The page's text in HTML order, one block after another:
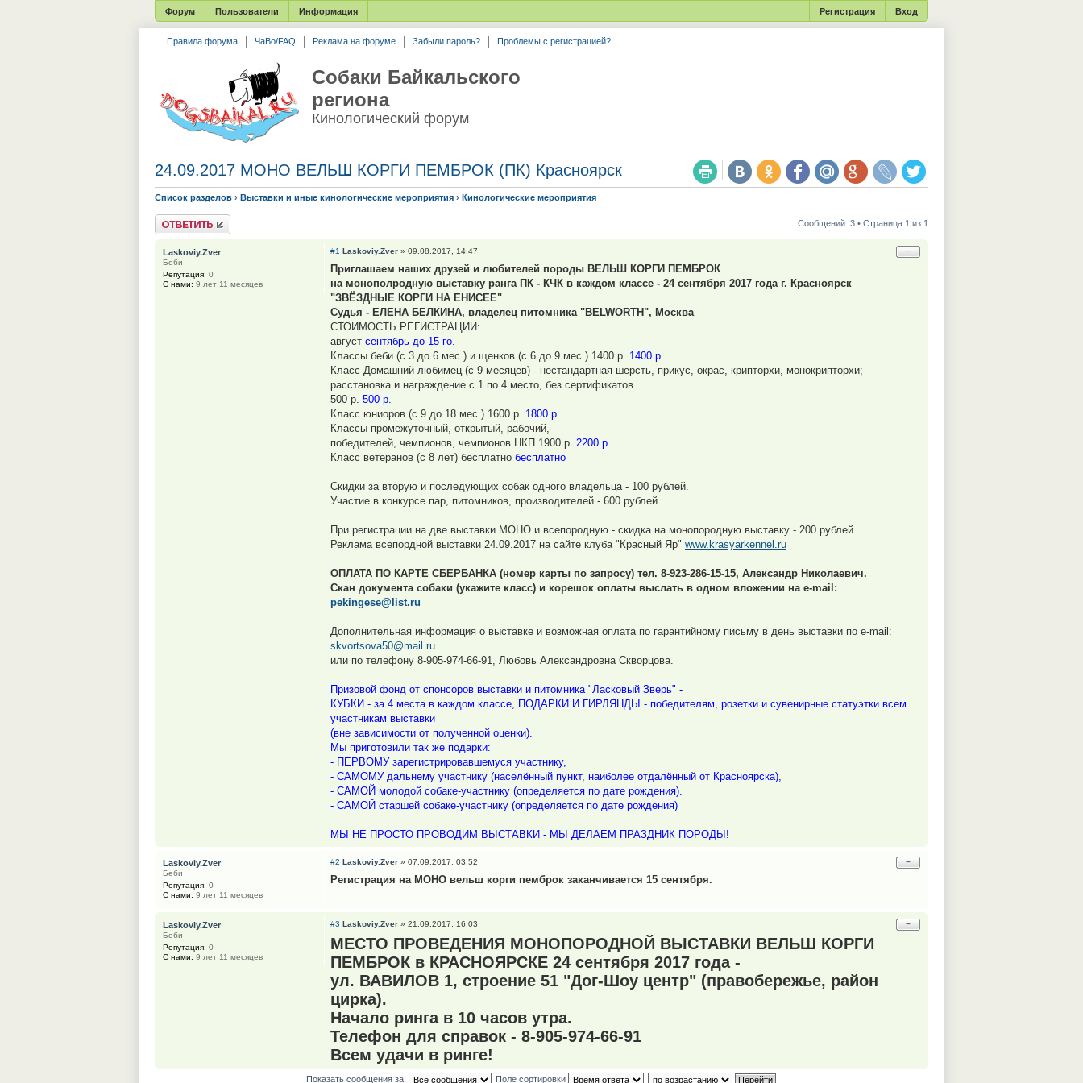
Форум Пользователи Информация Вход
Регистрация
Правила форума ЧаВо/FAQ Реклама на форуме Забыли пароль? Проблемы с регистрацией?
Собаки Байкальского
региона
Кинологический форум
24.09.2017 МОНО ВЕЛЬШ КОРГИ ПЕМБРОК (ПК) Красноярск
Список разделов › Выставки и иные кинологические мероприятия › Кинологические мероприятия
Ответить Сообщений: 3 • Страница 1 из 1
−
#1 Laskoviy.Zver » 09.08.2017, 14:47
Приглашаем наших друзей и любителей породы ВЕЛЬШ КОРГИ ПЕМБРОК
на монополродную выставку ранга ПК - КЧК в каждом классе - 24 сентября 2017 года г. Красноярск
"ЗВЁЗДНЫЕ КОРГИ НА ЕНИСЕЕ"
Судья - ЕЛЕНА БЕЛКИНА, владелец питомника "BELWORTH", Москва
СТОИМОСТЬ РЕГИСТРАЦИИ:
август сентябрь до 15-го.
Классы беби (с 3 до 6 мес.) и щенков (с 6 до 9 мес.) 1400 р. 1400 р.
Класс Домашний любимец (с 9 месяцев) - нестандартная шерсть, прикус, окрас, крипторхи, монокрипторхи;
расстановка и награждение с 1 по 4 место, без сертификатов
500 р. 500 р.
Класс юниоров (с 9 до 18 мес.) 1600 р. 1800 р.
Классы промежуточный, открытый, рабочий,
победителей, чемпионов, чемпионов НКП 1900 р. 2200 р.
Класс ветеранов (с 8 лет) бесплатно бесплатно
Скидки за вторую и последующих собак одного владельца - 100 рублей.
Участие в конкурсе пар, питомников, производителей - 600 рублей.
При регистрации на две выставки МОНО и всепородную - скидка на монопородную выставку - 200 рублей.
Реклама всепордной выставки 24.09.2017 на сайте клуба "Красный Яр" www.krasyarkennel.ru
ОПЛАТА ПО КАРТЕ СБЕРБАНКА (номер карты по запросу) тел. 8-923-286-15-15, Александр Николаевич.
Скан документа собаки (укажите класс) и корешок оплаты выслать в одном вложении на e-mail:
pekingese@list.ru
Дополнительная информация о выставке и возможная оплата по гарантийному письму в день выставки по e-mail:
skvortsova50@mail.ru
или по телефону 8-905-974-66-91, Любовь Александровна Скворцова.
Призовой фонд от спонсоров выставки и питомника "Ласковый Зверь" -
КУБКИ - за 4 места в каждом классе, ПОДАРКИ И ГИРЛЯНДЫ - победителям, розетки и сувенирные статуэтки всем
участникам выставки
(вне зависимости от полученной оценки).
Мы приготовили так же подарки:
- ПЕРВОМУ зарегистрировавшемуся участнику,
- САМОМУ дальнему участнику (населённый пункт, наиболее отдалённый от Красноярска),
- САМОЙ молодой собаке-участнику (определяется по дате рождения).
- САМОЙ старшей собаке-участнику (определяется по дате рождения)
МЫ НЕ ПРОСТО ПРОВОДИМ ВЫСТАВКИ - МЫ ДЕЛАЕМ ПРАЗДНИК ПОРОДЫ!
Laskoviy.Zver
Беби
Репутация: 0
С нами: 9 лет 11 месяцев
−
#2 Laskoviy.Zver » 07.09.2017, 03:52
Регистрация на МОНО вельш корги пемброк заканчивается 15 сентября.
Laskoviy.Zver
Беби
Репутация: 0
С нами: 9 лет 11 месяцев
−
#3 Laskoviy.Zver » 21.09.2017, 16:03
МЕСТО ПРОВЕДЕНИЯ МОНОПОРОДНОЙ ВЫСТАВКИ ВЕЛЬШ КОРГИ
ПЕМБРОК в КРАСНОЯРСКЕ 24 сентября 2017 года -
ул. ВАВИЛОВ 1, строение 51 "Дог-Шоу центр" (правобережье, район
цирка).
Начало ринга в 10 часов утра.
Телефон для справок - 8-905-974-66-91
Всем удачи в ринге!
Laskoviy.Zver
Беби
Репутация: 0
С нами: 9 лет 11 месяцев
Показать сообщения за: Поле сортировки